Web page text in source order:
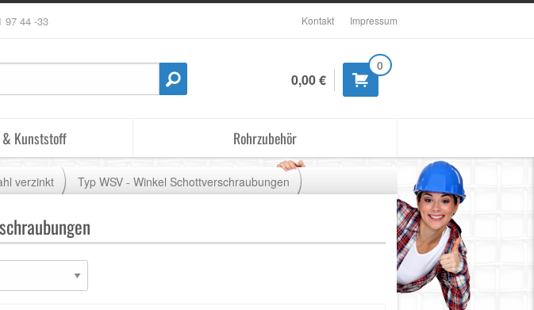
97 44 -33 Kontakt Impressum
0
0,00 €
Kunststoff Rohrzubehör
verzinkt Typ WSV - Winkel Schottverschraubungen